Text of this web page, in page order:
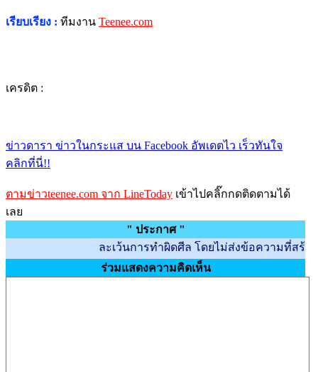
เรียบเรียง : ทีมงาน Teenee.com
เครดิต :
ข่าวดารา ข่าวในกระแส บน Facebook อัพเดตไว เร็วทันใจ
คลิกที่นี่!!
ตามข่าวteenee.com จาก LineToday เข้าไปคลิ๊กกดติดตามได้
เลย
" ประกาศ "
ละเว้นการทำผิดศีล โดยไม่ส่งข้อความที่สร้างควา
ร่วมแสดงความคิดเห็น